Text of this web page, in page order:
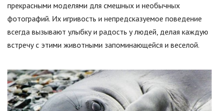
прекрасными моделями для смешных и необычных
фотографий. Их игривость и непредсказуемое поведение
всегда вызывают улыбку и радость у людей, делая каждую
встречу с этими животными запоминающейся и веселой.